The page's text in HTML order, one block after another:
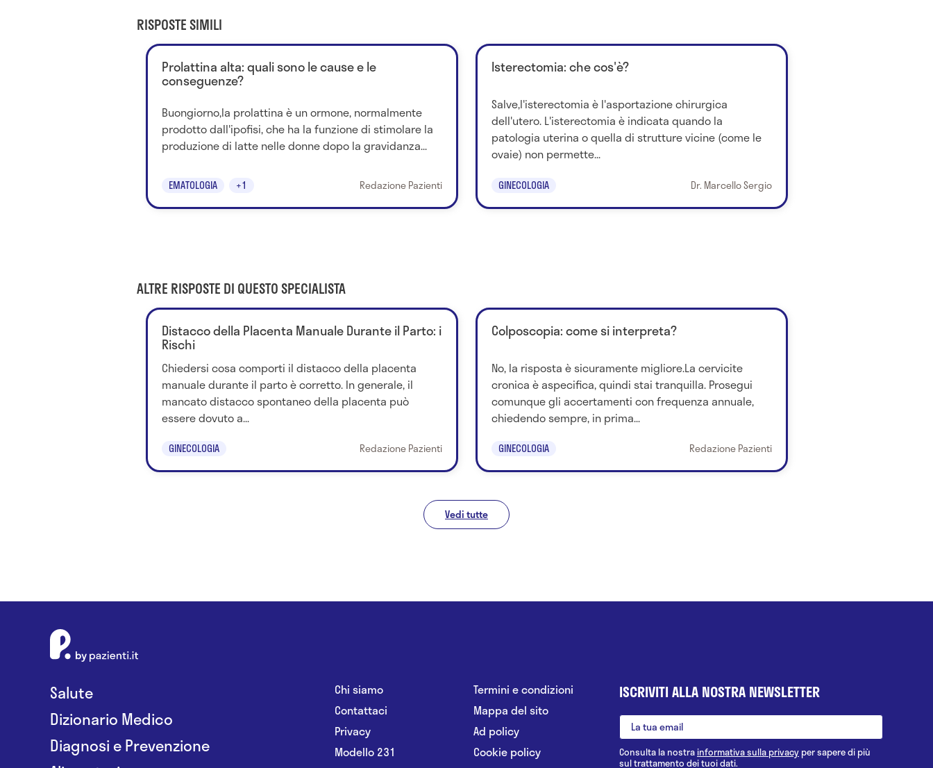
RISPOSTE SIMILI
Prolattina alta: quali sono le cause e le
conseguenze?
Buongiorno,la prolattina è un ormone, normalmente
prodotto dall'ipofisi, che ha la funzione di stimolare la
produzione di latte nelle donne dopo la gravidanza...
EMATOLOGIA +1 Redazione Pazienti
Isterectomia: che cos'è?
Salve,l'isterectomia è l'asportazione chirurgica
dell'utero. L'isterectomia è indicata quando la
patologia uterina o quella di strutture vicine (come le
ovaie) non permette...
GINECOLOGIA Dr. Marcello Sergio
ALTRE RISPOSTE DI QUESTO SPECIALISTA
Distacco della Placenta Manuale Durante il Parto: i
Rischi
Chiedersi cosa comporti il distacco della placenta
manuale durante il parto è corretto. In generale, il
mancato distacco spontaneo della placenta può
essere dovuto a...
GINECOLOGIA Redazione Pazienti
Colposcopia: come si interpreta?
No, la risposta è sicuramente migliore.La cervicite
cronica è aspecifica, quindi stai tranquilla. Prosegui
comunque gli accertamenti con frequenza annuale,
chiedendo sempre, in prima...
GINECOLOGIA Redazione Pazienti
Vedi tutte
Salute
Dizionario Medico
Diagnosi e Prevenzione
Chi siamo
Contattaci
Privacy
Modello 231
Termini e condizioni
Mappa del sito
Ad policy
Cookie policy
ISCRIVITI ALLA NOSTRA NEWSLETTER
Consulta la nostrainformativa sulla privacy per sapere di più
sul trattamento dei tuoi dati.